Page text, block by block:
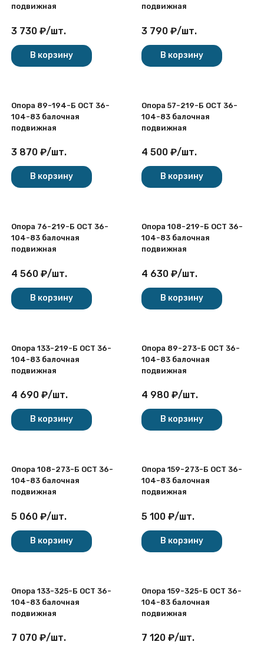
подвижная
3 730 ₽/шт.
В корзину
подвижная
3 790 ₽/шт.
В корзину
Опора 89-194-Б ОСТ 36-
104-83 балочная
подвижная
3 870 ₽/шт.
В корзину
Опора 57-219-Б ОСТ 36-
104-83 балочная
подвижная
4 500 ₽/шт.
В корзину
Опора 76-219-Б ОСТ 36-
104-83 балочная
подвижная
4 560 ₽/шт.
В корзину
Опора 108-219-Б ОСТ 36-
104-83 балочная
подвижная
4 630 ₽/шт.
В корзину
Опора 133-219-Б ОСТ 36-
104-83 балочная
подвижная
4 690 ₽/шт.
В корзину
Опора 89-273-Б ОСТ 36-
104-83 балочная
подвижная
4 980 ₽/шт.
В корзину
Опора 108-273-Б ОСТ 36-
104-83 балочная
подвижная
5 060 ₽/шт.
В корзину
Опора 159-273-Б ОСТ 36-
104-83 балочная
подвижная
5 100 ₽/шт.
В корзину
Опора 133-325-Б ОСТ 36-
104-83 балочная
подвижная
7 070 ₽/шт.
Опора 159-325-Б ОСТ 36-
104-83 балочная
подвижная
7 120 ₽/шт.